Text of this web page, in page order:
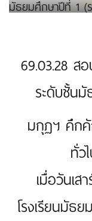
มัธยมศึกษาปีที่ 1 (
69.03.28 ส
ระดับชั้น
มกุฏฯ คึก
ทั่ว
เมื่อวันเ
โรงเรียนมัธ